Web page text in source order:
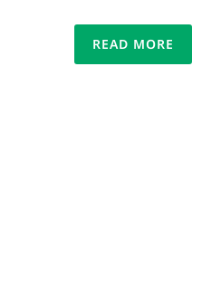
READ MORE